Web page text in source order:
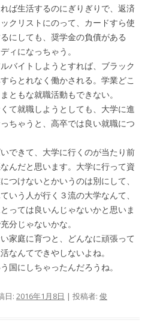
ば生活するのにぎりぎりで、返済
クリストにのって、カードすら使
にしても、奨学金の負債がある
ィになっちゃう。
バイトしようとすれば、ブラック
らとれなく働かされる。学業どこ
ともな就職活動もできない。
て就職しようとしても、大学に進
ちゃうと、高卒では良い就職につ
できて、大学に行くのが当たり前
んだと思います。大学に行って資
つけないとかいうのは別にして、
いう人が行く３流の大学なんて、
っては良いんじゃないかと思いま
分じゃないかな。
家庭に育つと、どんなに頑張って
なんてできやしないよね。
国にしちゃったんだろうね。
日: 2016年1月8日 | 投稿者: 俊